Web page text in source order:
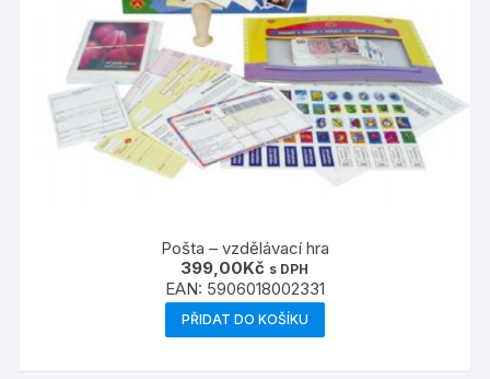
Pošta – vzdělávací hra
399,00Kč s DPH
EAN: 5906018002331
PŘIDAT DO KOŠÍKU